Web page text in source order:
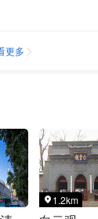
更多 
 1.2km